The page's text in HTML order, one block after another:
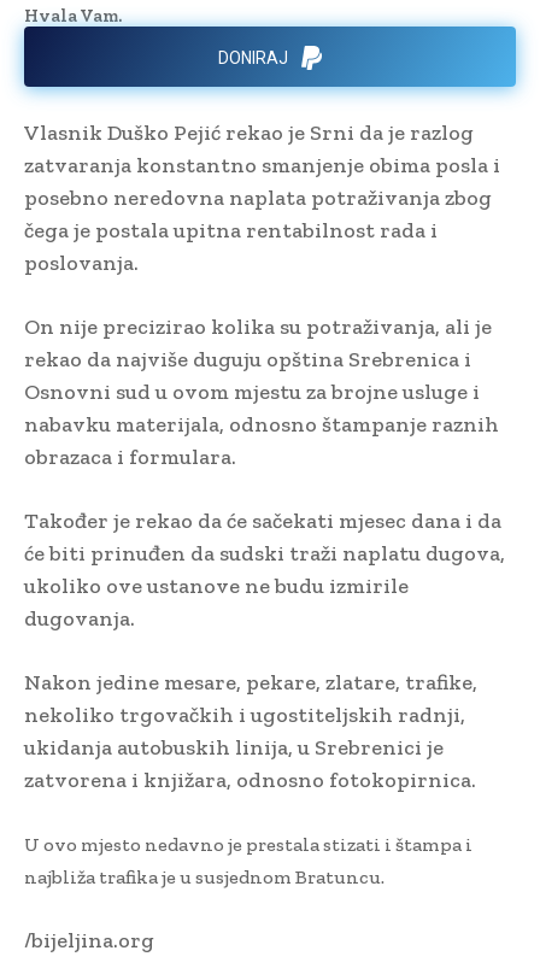
Hvala Vam.
DONIRAJ
Vlasnik Duško Pejić rekao je Srni da je razlog
zatvaranja konstantno smanjenje obima posla i
posebno neredovna naplata potraživanja zbog
čega je postala upitna rentabilnost rada i
poslovanja.
On nije precizirao kolika su potraživanja, ali je
rekao da najviše duguju opština Srebrenica i
Osnovni sud u ovom mjestu za brojne usluge i
nabavku materijala, odnosno štampanje raznih
obrazaca i formulara.
Također je rekao da će sačekati mjesec dana i da
će biti prinuđen da sudski traži naplatu dugova,
ukoliko ove ustanove ne budu izmirile
dugovanja.
Nakon jedine mesare, pekare, zlatare, trafike,
nekoliko trgovačkih i ugostiteljskih radnji,
ukidanja autobuskih linija, u Srebrenici je
zatvorena i knjižara, odnosno fotokopirnica.
U ovo mjesto nedavno je prestala stizati i štampa i
najbliža trafika je u susjednom Bratuncu.
/bijeljina.org